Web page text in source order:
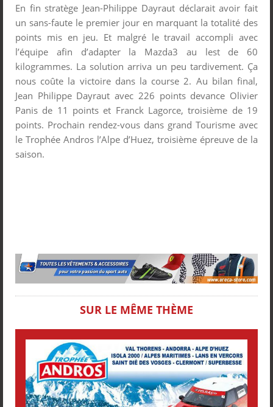
En fin stratège Jean-Philippe Dayraut déclarait avoir fait
un sans-faute le premier jour en marquant la totalité des
points mis en jeu. Et malgré le travail accompli avec
l’équipe afin d’adapter la Mazda3 au lest de 60
kilogrammes. La solution arriva un peu tardivement. Ça
nous coûte la victoire dans la course 2. Au bilan final,
Jean Philippe Dayraut avec 226 points devance Olivier
Panis de 11 points et Franck Lagorce, troisième de 19
points. Prochain rendez-vous dans grand Tourisme avec
le Trophée Andros l’Alpe d’Huez, troisième épreuve de la
saison.
SUR LE MÊME THÈME